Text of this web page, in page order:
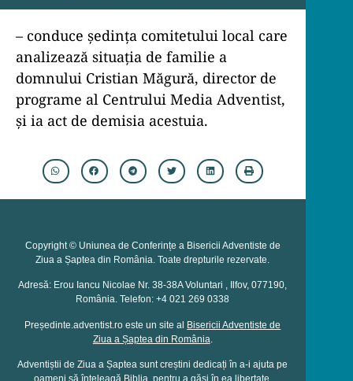
– conduce ședința comitetului local care
analizează situația de familie a
domnului Cristian Măgură, director de
programe al Centrului Media Adventist,
și ia act de demisia acestuia.
Copyright © Uniunea de Conferințe a Bisericii Adventiste de
Ziua a Șaptea din România. Toate drepturile rezervate.
Adresă: Erou Iancu Nicolae Nr. 38-38A Voluntari , Ilfov, 077190,
România. Telefon: +4 021 269 0338
Președinte.adventist.ro este un site al Bisericii Adventiste de
Ziua a Șaptea din România.
Adventiștii de Ziua a Șaptea sunt creștini dedicați în a-i ajuta pe